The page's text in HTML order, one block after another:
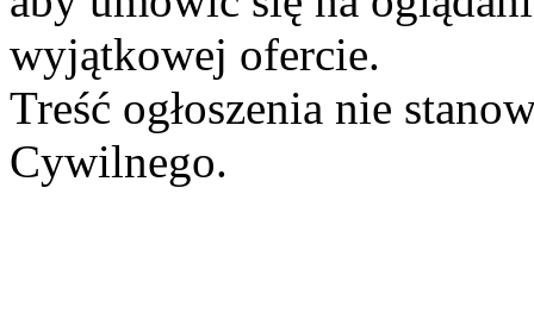
wyjątkowej ofercie.
Treść ogłoszenia nie
Cywilnego.